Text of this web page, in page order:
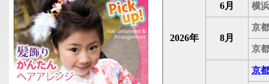
2026年
6月 横
8月
京
京
京